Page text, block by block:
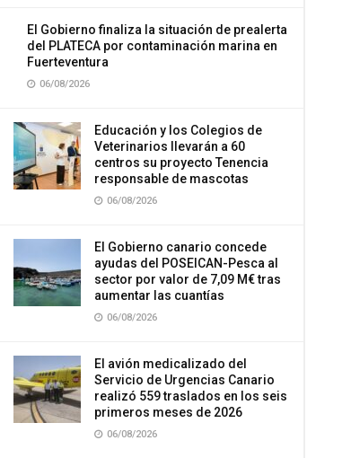
El Gobierno finaliza la situación de prealerta
del PLATECA por contaminación marina en
Fuerteventura
06/08/2026
Educación y los Colegios de
Veterinarios llevarán a 60
centros su proyecto Tenencia
responsable de mascotas
06/08/2026
El Gobierno canario concede
ayudas del POSEICAN-Pesca al
sector por valor de 7,09 M€ tras
aumentar las cuantías
06/08/2026
El avión medicalizado del
Servicio de Urgencias Canario
realizó 559 traslados en los seis
primeros meses de 2026
06/08/2026